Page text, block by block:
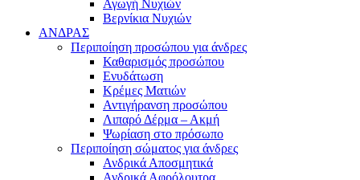
Αγωγή Νυχιών
Βερνίκια Νυχιών
ΑΝΔΡΑΣ
Περιποίηση προσώπου για άνδρες
Καθαρισμός προσώπου
Ενυδάτωση
Κρέμες Ματιών
Αντιγήρανση προσώπου
Λιπαρό Δέρμα – Ακμή
Ψωρίαση στο πρόσωπο
Περιποίηση σώματος για άνδρες
Ανδρικά Αποσμητικά